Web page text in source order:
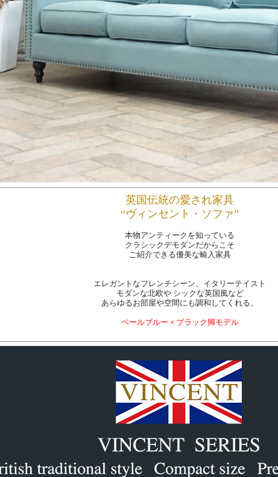
英国伝統の愛され家具
“ヴィンセント・ソファ”
本物アンティークを知っている
クラシックデモダンだからこそ
ご紹介できる優美な輸入家具
エレガントなフレンチシーン、イタリーテイスト
モダンな北欧や シックな英国風など
あらゆるお部屋や空間にも調和してくれる。
ペールブルー × ブラック脚モデル